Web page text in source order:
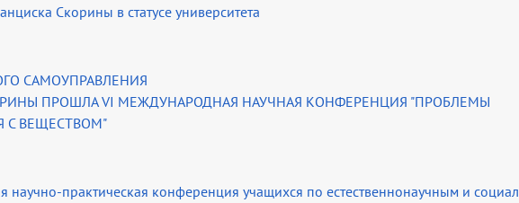
Скорины в статусе университета
САМОУПРАВЛЕНИЯ
ПРОШЛА VI МЕЖДУНАРОДНАЯ НАУЧНАЯ КОНФЕРЕНЦИЯ "ПРОБЛЕМЫ
С ВЕЩЕСТВОМ"
научно-практическая конференция учащихся по естественнонаучным и